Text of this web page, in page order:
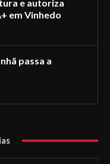
e autoriza
em Vinhedo
passa a